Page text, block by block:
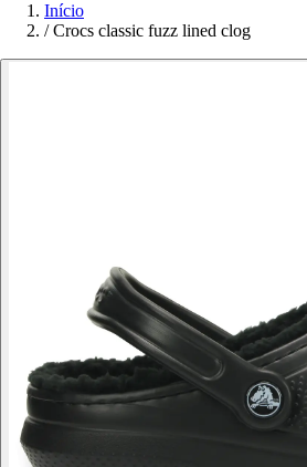
Início
/ Crocs classic fuzz lined clog